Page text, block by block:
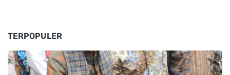
TERPOPULER